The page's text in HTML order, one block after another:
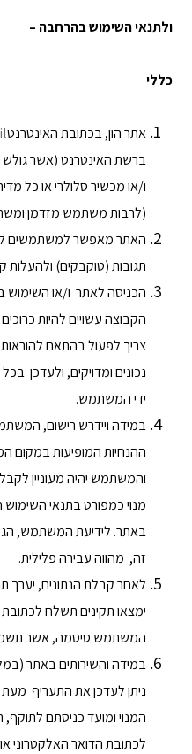
ולתנאי השימוש בהרחבה –
כללי
אתר הון, בכתובת האינטרנט
ברשת האינטרנט (אשר
ו/או מכשיר סלולרי או כל
(לרבות משתמש מזדמן
האתר מאפשר למשתמשים
תגובות (טוקבקים) ולהעלות
הכניסה לאתר ו/או השימוש
הקבוצה עשויים להיות
צריך לפעול בהתאם
נכונים ומדויקים, ולעדכן
ידי המשתמש.
במידה ויידרש רישום,
ההנחיות המופיעות במקום
והמשתמש יהיה מעוניין
מנוי כמפורט בתנאי השימוש
באתר. לידיעת המשתמש,
זה, מהווה עבירה פלילית.
לאחר קבלת הנתונים, יערך
ימצאו תקינים תשלח
המשתמש סיסמה, אשר
במידה והשירותים באתר
ניתן לעדכן את התעריף
המנוי ומועד כניסתם
לכתובת הדואר האלקטרוני